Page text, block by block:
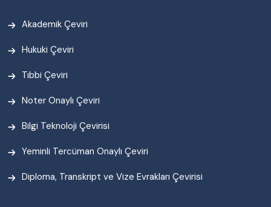
Akademik Çeviri
Hukuki Çeviri
Tıbbi Çeviri
Noter Onaylı Çeviri
Bilgi Teknoloji Çevirisi
Yeminli Tercüman Onaylı Çeviri
Diploma, Transkript ve Vize Evrakları Çevirisi